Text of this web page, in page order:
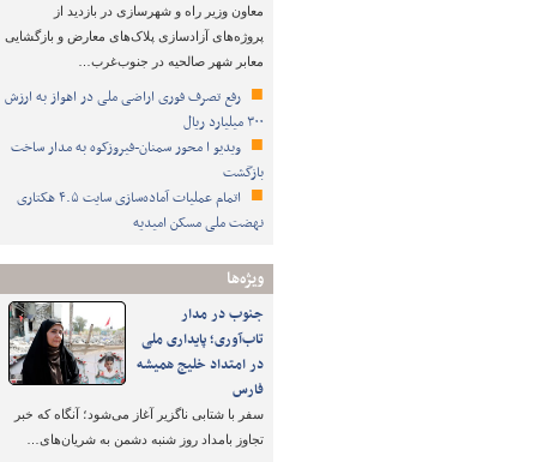
معاون وزیر راه و شهرسازی در بازدید از
پروژه‌های آزادسازی پلاک‌های معارض و بازگشایی
معابر شهر صالحیه در جنوب‌غرب…
رفع تصرف فوری اراضی ملی در اهواز به ارزش
۳۰۰ میلیارد ریال
ویدیو ا محور سمنان-فیروزکوه به مدار ساخت
بازگشت
اتمام عملیات آماده‌سازی سایت ۴.۵ هکتاری
نهضت ملی مسکن امیدیه
ویژه‌ها
جنوب در مدار
تاب‌آوری؛ پایداری ملی
در امتداد خلیج همیشه
فارس
سفر با شتابی ناگزیر آغاز می‌شود؛ آنگاه که خبر
تجاوز بامداد روز شنبه دشمن به شریان‌های…